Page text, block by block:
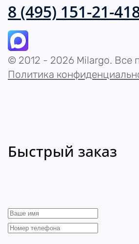
8 (495) 151-21-41
© 2012 - 2026 Milargo. Все
Политика
Быстрый заказ